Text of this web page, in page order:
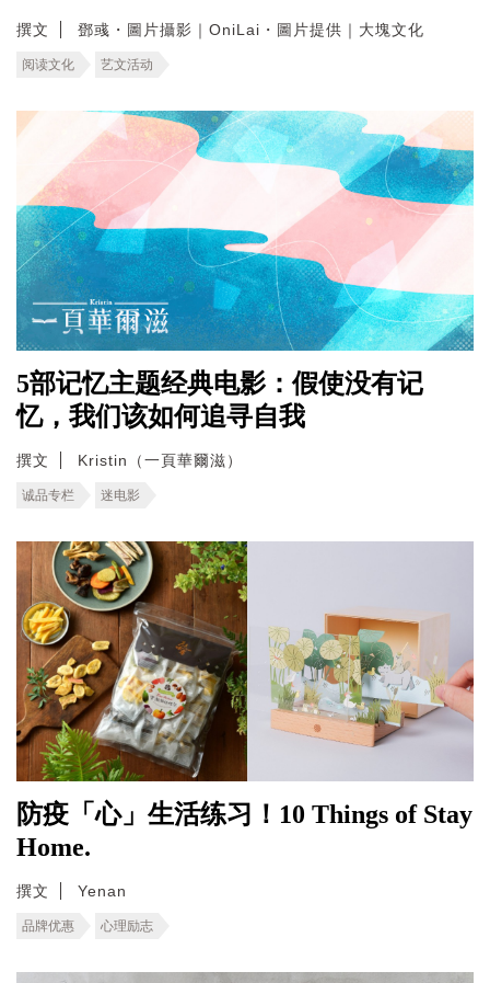
撰文 鄧彧・圖片攝影｜OniLai・圖片提供｜大塊文化
阅读文化 艺文活动
5部记忆主题经典电影：假使没有记
忆，我们该如何追寻自我
撰文 Kristin（一頁華爾滋）
诚品专栏 迷电影
防疫「心」生活练习！10 Things of Stay
Home.
撰文 Yenan
品牌优惠 心理励志